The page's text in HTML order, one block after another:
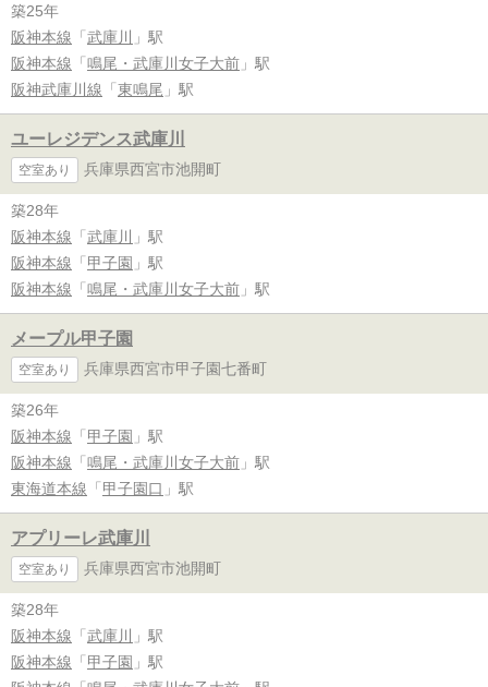
築25年
阪神本線 「 武庫川
」駅
阪神本線 「 鳴尾・武庫川女子大前 」駅
阪神武庫川線 「 東鳴尾 」駅
ユーレジデンス武庫川
空室あり 兵庫県西宮市池開町
築28年
阪神本線 「 武庫川
」駅
阪神本線 「 甲子園 」駅
阪神本線 「 鳴尾・武庫川女子大前 」駅
メープル甲子園
空室あり 兵庫県西宮市甲子園七番町
築26年
阪神本線 「 甲子園 」駅
阪神本線 「 鳴尾・武庫川女子大前 」駅
東海道本線 「 甲子園口 」駅
アプリーレ武庫川
空室あり 兵庫県西宮市池開町
築28年
阪神本線 「 武庫川
」駅
阪神本線 「 甲子園 」駅